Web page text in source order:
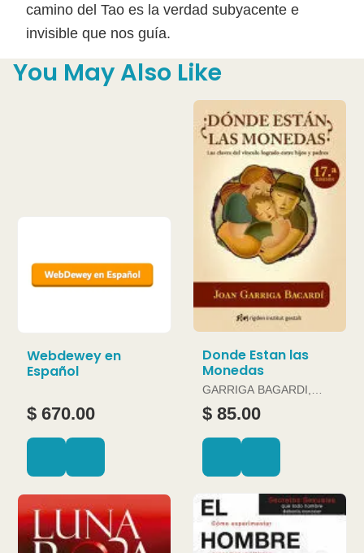
camino del Tao es la verdad subyacente e
invisible que nos guía.
You May Also Like
Webdewey en
Español
$ 670.00
Donde Estan las
Monedas
GARRIGA BAGARDI,
JOAN
$ 85.00